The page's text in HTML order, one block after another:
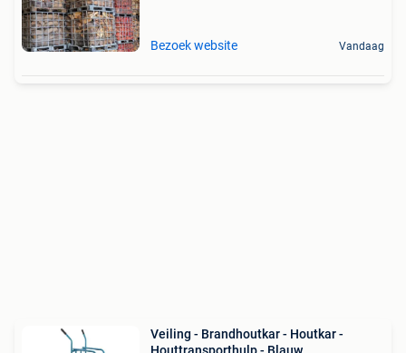
Bezoek website Vandaag
Veiling - Brandhoutkar - Houtkar -